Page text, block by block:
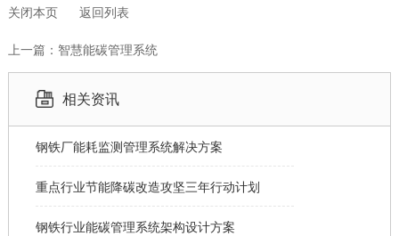
关闭本页
返回列表
上一篇：智慧能碳管理系统
相关资讯
钢铁厂能耗监测管理系统解决方案
重点行业节能降碳改造攻坚三年行动计划
钢铁行业能碳管理系统架构设计方案